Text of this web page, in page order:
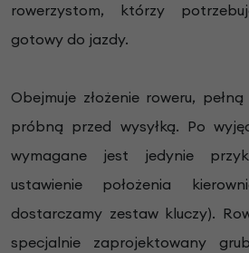
rowerzystom, którzy
gotowy do jazdy.
Obejmuje złożenie roweru,
próbną przed wysyłką. Po
wymagane jest jedynie
ustawienie położenia
dostarczamy zestaw kluczy).
specjalnie zaprojektowany